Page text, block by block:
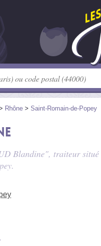
Rhône > Saint-Romain-de-Popey
Blandine", traiteur situé